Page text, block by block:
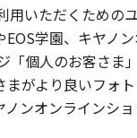
用いただくため
学園、キヤ
個人のお客さ
がより良いフォ
ンオンラインシ